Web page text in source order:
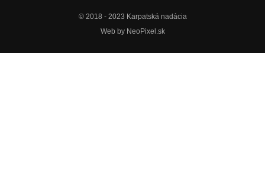
© 2018 - 2023 Karpatská nadácia
Web by NeoPixel.sk